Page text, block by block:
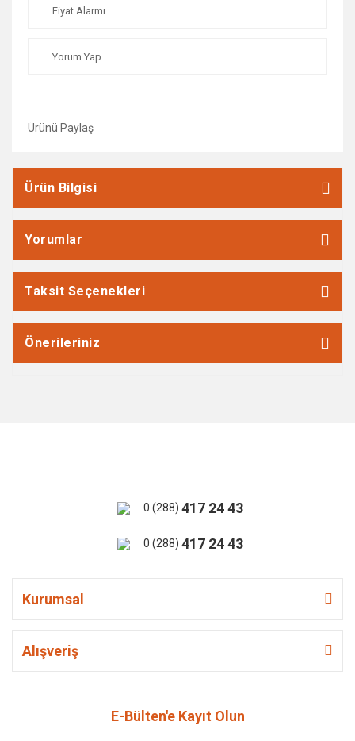
Fiyat Alarmı
Yorum Yap
Ürünü Paylaş
Ürün Bilgisi
Yorumlar
Taksit Seçenekleri
Önerileriniz
0 (288) 417 24 43
0 (288) 417 24 43
Kurumsal
Alışveriş
E-Bülten'e Kayıt Olun